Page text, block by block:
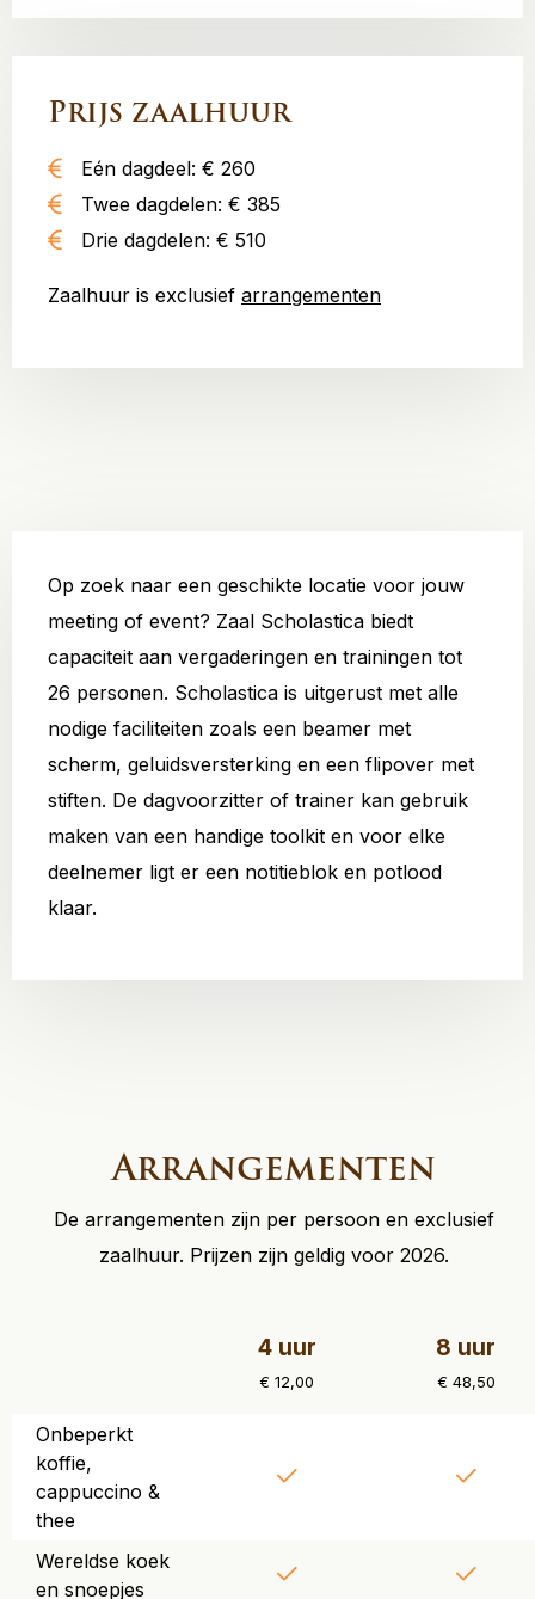
Prijs zaalhuur
Eén dagdeel: € 260
Twee dagdelen: € 385
Drie dagdelen: € 510
Zaalhuur is exclusief arrangementen
Op zoek naar een geschikte locatie voor jouw
meeting of event? Zaal Scholastica biedt
capaciteit aan vergaderingen en trainingen tot
26 personen. Scholastica is uitgerust met alle
nodige faciliteiten zoals een beamer met
scherm, geluidsversterking en een flipover met
stiften. De dagvoorzitter of trainer kan gebruik
maken van een handige toolkit en voor elke
deelnemer ligt er een notitieblok en potlood
klaar.
Arrangementen
De arrangementen zijn per persoon en exclusief
zaalhuur. Prijzen zijn geldig voor 2026.
4 uur
€ 12,00
8 uur
€ 48,50
Onbeperkt
koffie,
cappuccino &
thee
Wereldse koek
en snoepjes